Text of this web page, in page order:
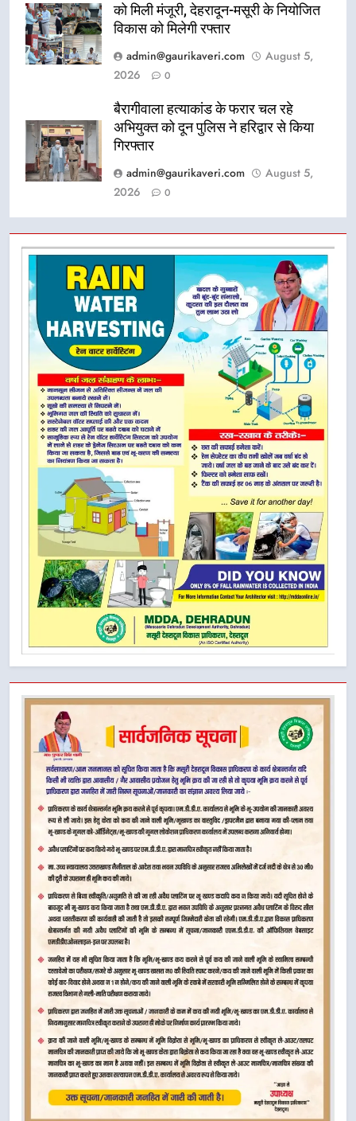
को मिली मंजूरी, देहरादून-मसूरी के नियोजित
विकास को मिलेगी रफ्तार
admin@gaurikaveri.com
August 5,
2026
0
बैरागीवाला हत्याकांड के फरार चल रहे
अभियुक्त को दून पुलिस ने हरिद्वार से किया
गिरफ्तार
admin@gaurikaveri.com
August 5,
2026
0